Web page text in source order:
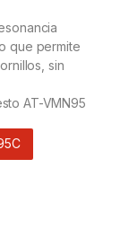
que permite
sin
AT-VMN95